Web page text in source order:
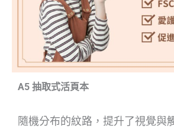
A5 抽取式活頁本
隨機分布的紋路，提升了視覺與